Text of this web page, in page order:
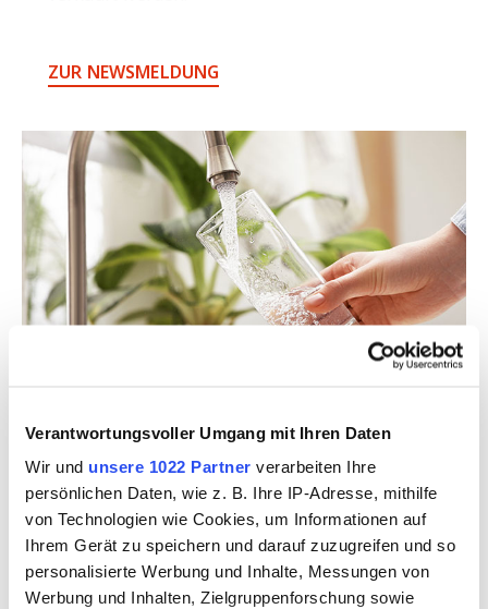
Verantwortungsvoller Umgang mit Ihren Daten
Wir und unsere 1022 Partner verarbeiten Ihre
persönlichen Daten, wie z. B. Ihre IP-Adresse, mithilfe
von Technologien wie Cookies, um Informationen auf
Ihrem Gerät zu speichern und darauf zuzugreifen und so
personalisierte Werbung und Inhalte, Messungen von
Werbung und Inhalten, Zielgruppenforschung sowie
ZUR NEWSMELDUNG
NEWS | 14.08.2025
Entwarnung: Keine Keime
nachweisbar
In Abstimmung mit dem zuständigen
Gesundheitsamt wird das vorsorglich